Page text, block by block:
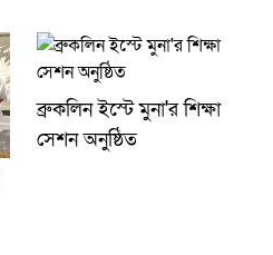
ব্রুকলিন ইস্টে মুনা'র শিক্ষা
সেশন অনুষ্ঠিত